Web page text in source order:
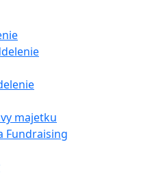
majetku
Fundraising